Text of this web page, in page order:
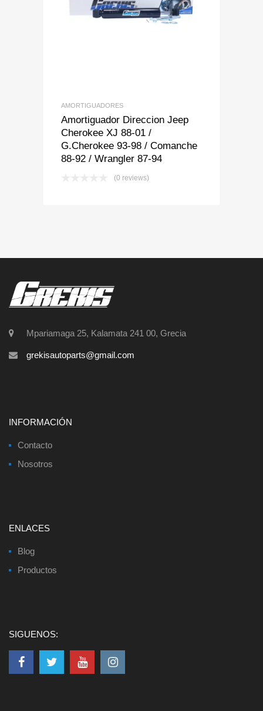
Add to Wishlist
Add to Compare
AMORTIGUADORES
Amortiguador Direccion Jeep
Cherokee XJ 88-01 /
G.Cherokee 93-98 / Comanche
88-92 / Wrangler 87-94
(0 reviews)
Mpariamaga 25, Kalamata 241 00, Grecia
grekisautoparts@gmail.com
INFORMACIÓN
Contacto
Nosotros
ENLACES
Blog
Productos
SIGUENOS: